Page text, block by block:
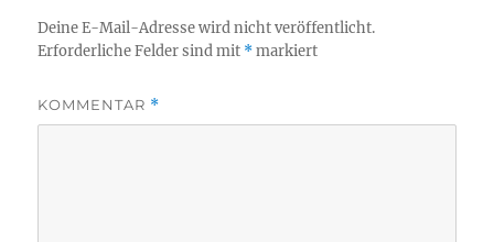
Deine E-Mail-Adresse wird nicht veröffentlicht.
Erforderliche Felder sind mit *markiert
KOMMENTAR *